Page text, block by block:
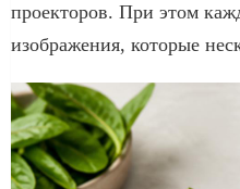
проекторов. При этом
изображения, которые